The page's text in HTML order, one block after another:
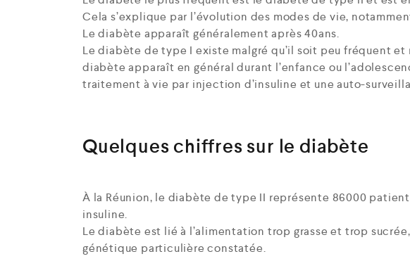
Cela s’explique par l’évolution des modes de vie,
Le diabète apparaît généralement après 40ans.
Le diabète de type I existe malgré qu’il soit peu fréquent
diabète apparaît en général durant l’enfance ou
traitement à vie par injection d’insuline et une auto-
Quelques chiffres sur le diabète
À la Réunion, le diabète de type II représente 86000
insuline.
Le diabète est lié à l’alimentation trop grasse et trop
génétique particulière constatée.